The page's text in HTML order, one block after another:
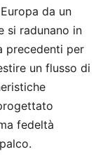
da un
si radunano in
precedenti per
un flusso di
fedeltà